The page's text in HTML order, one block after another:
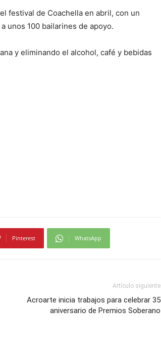
festival de Coachella en abril, con un
unos 100 bailarines de apoyo.
y eliminando el alcohol, café y bebidas
Pinterest WhatsApp
Artículo siguiente
Acroarte inicia trabajos para celebrar 35
aniversario de Premios Soberano